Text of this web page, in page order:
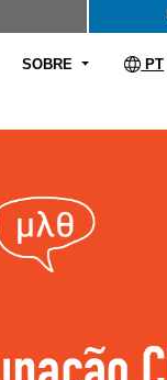
SOBRE PT